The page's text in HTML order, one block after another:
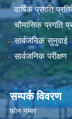
वार्षिक प्रगति
चौमासिक प्रगति
सार्वजनिक सुनुवाई
सार्वजनिक परीक्षण
सम्पर्क विवरण
फाेन न‌‍‍‍‌‌म्बर